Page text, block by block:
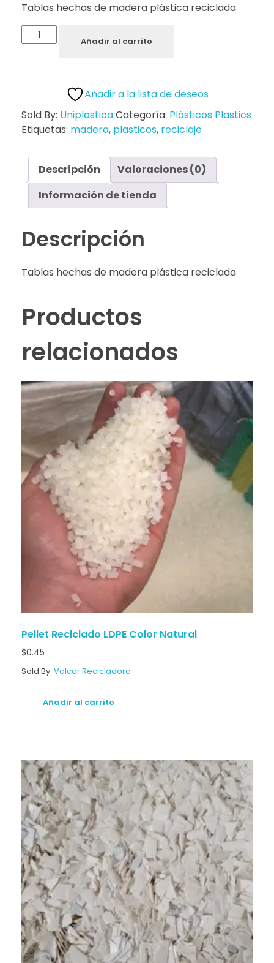
Tablas hechas de madera plástica reciclada
Añadir al carrito
Añadir a la lista de deseos
Sold By: UniplasticaCategoría: Plásticos Plastics
Etiquetas: madera, plasticos, reciclaje
Descripción
Valoraciones (0)
Información de tienda
Descripción
Tablas hechas de madera plástica reciclada
Productos
relacionados
Pellet Reciclado LDPE Color Natural
$0.45
Sold By: Valcor Recicladora
Añadir al carrito